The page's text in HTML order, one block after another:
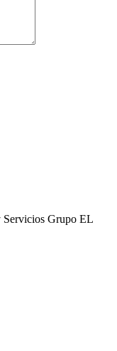
Servicios Grupo EL